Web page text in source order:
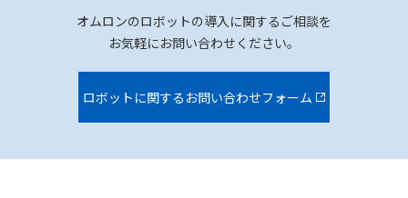
オムロンのロボットの導入に関するご相談を
お気軽にお問い合わせください。
ロボットに関するお問い合わせフォーム